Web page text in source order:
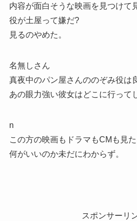
内容が面白そうな映画を見つけて
役が土屋って嫌だ?
見るのやめた。
名無しさん
真夜中のパン屋さんののぞみ役は
あの眼力強い彼女はどこに行って
n
この方の映画もドラマもCMも見た
何がいいのか未だにわからず。
スポンサーリ